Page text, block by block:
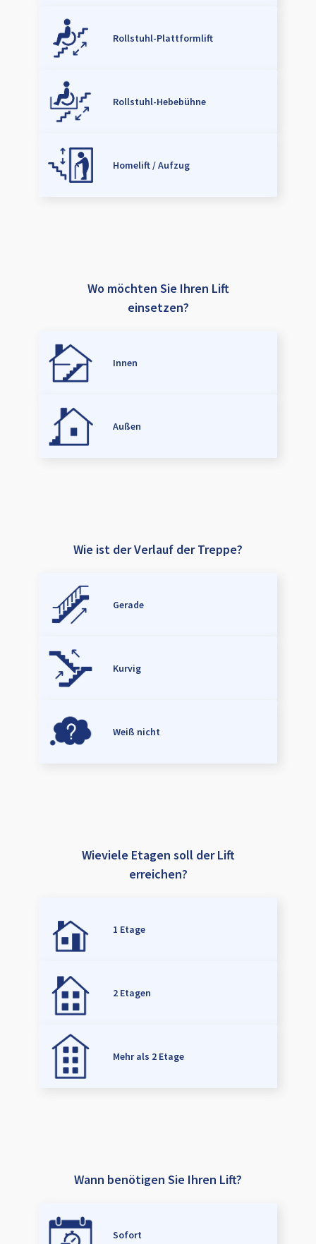
Rollstuhl-Plattformlift
Rollstuhl-Hebebühne
Homelift / Aufzug
Wo möchten Sie Ihren Lift
einsetzen?
Innen
Außen
Wie ist der Verlauf der Treppe?
Gerade
Kurvig
Weiß nicht
Wieviele Etagen soll der Lift
erreichen?
1 Etage
2 Etagen
Mehr als 2 Etage
Wann benötigen Sie Ihren Lift?
Sofort